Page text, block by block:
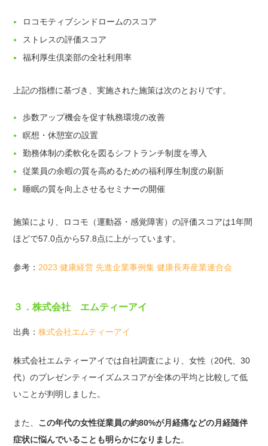
ロコモティブシンドロームのスコア
ストレスの評価スコア
福利厚生倶楽部の全社利用率
上記の指標に基づき、実施された施策は次のとおりです。
歩数アップ機会を促す執務環境の改善
瞑想・休憩室の設置
勤務体制の柔軟化を図るシフトランチ制度を導入
従業員の余暇の質を高めるための福利厚生制度の刷新
睡眠の質を向上させるセミナーの開催
施策により、ロコモ（運動器・感覚障害）の評価スコアは1年間
ほどで57.0点から57.8点に上がっています。
参考： 2023 健康経営 先進企業事例集 健康長寿産業連合会
３．株式会社 エムティーアイ
出典：株式会社エムティーアイ
株式会社エムティーアイでは自社調査により、女性（20代、30
代）のプレゼンティーイズムスコアが全体の平均と比較して低
いことが判明しました。
また、 この年代の女性従業員の約80%が月経痛などの月経随伴
症状に悩んでいることも明らかになりました。